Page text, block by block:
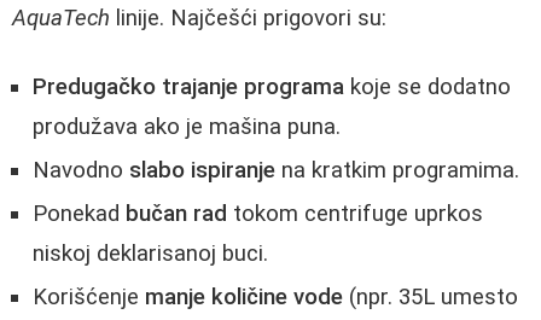
AquaTech linije. Najčešći prigovori su:
Predugačko trajanje programa koje se dodatno
produžava ako je mašina puna.
Navodno slabo ispiranje na kratkim programima.
Ponekad bučan rad tokom centrifuge uprkos
niskoj deklarisanoj buci.
Korišćenje manje količine vode (npr. 35L umesto